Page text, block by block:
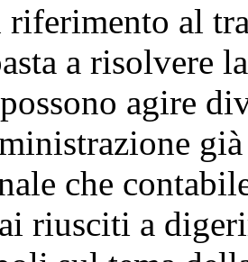
al
a risolvere
agire
che
riusciti a